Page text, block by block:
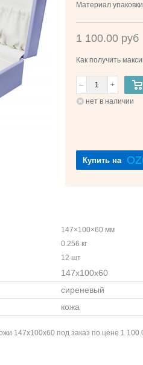
Материал
1 100.00 руб
Как получить
– +
нет в наличии
Купить на
147×100×60 мм
0.256 кг
12 шт
147x100x60
сиреневый
кожа
147x100x60 под заказ по цене 1